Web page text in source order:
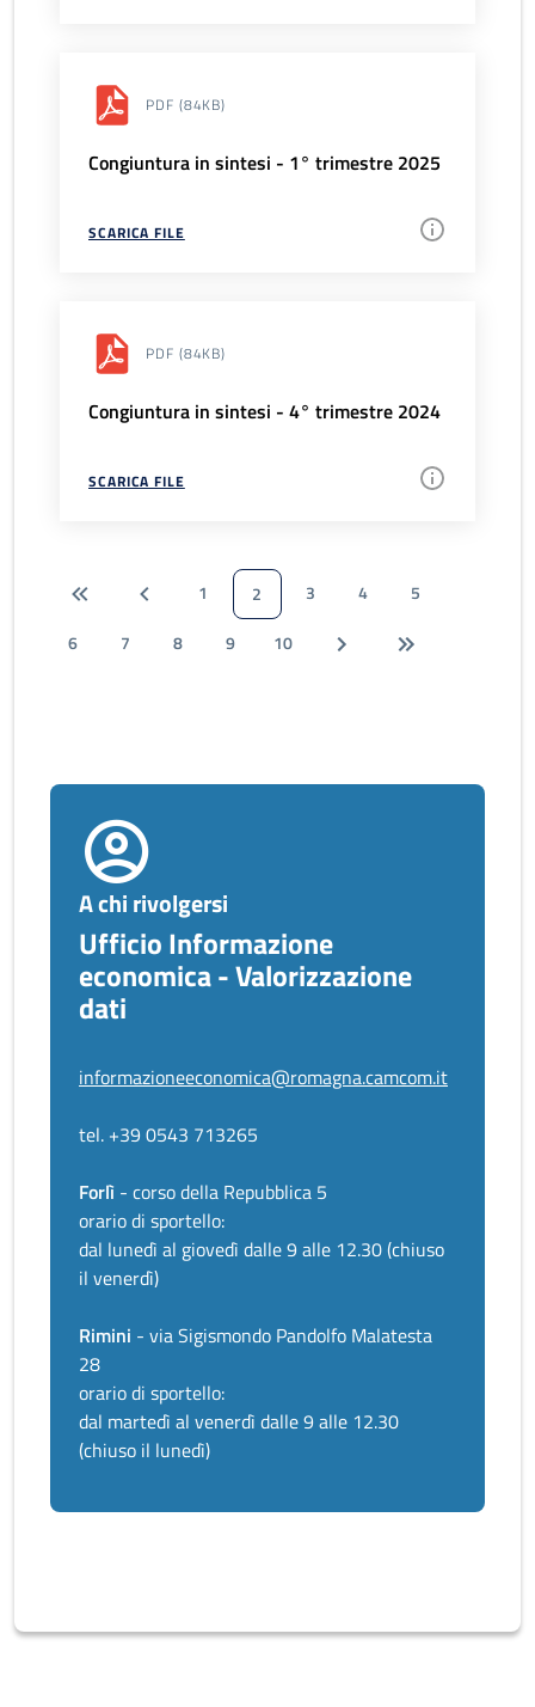
PDF (84KB)
Congiuntura in sintesi - 1° trimestre 2025
SCARICA FILE
PDF (84KB)
Congiuntura in sintesi - 4° trimestre 2024
SCARICA FILE
1 2 3 4
5
6
7 8 9 10
A chi rivolgersi
Ufficio Informazione
economica - Valorizzazione
dati
informazioneeconomica@romagna.camcom.it
tel. +39 0543 713265
Forlì - corso della Repubblica 5
orario di sportello:
dal lunedì al giovedì dalle 9 alle 12.30 (chiuso
il venerdì)
Rimini - via Sigismondo Pandolfo Malatesta
28
orario di sportello:
dal martedì al venerdì dalle 9 alle 12.30
(chiuso il lunedì)